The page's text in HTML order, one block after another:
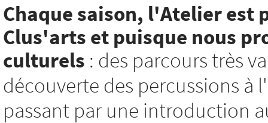
Chaque saison, l'Atelier
Clus'arts et puisque nous
culturels : des parcours très
découverte des percussions
passant par une introduction